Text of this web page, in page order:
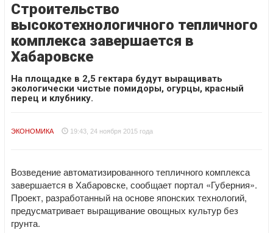
Строительство
высокотехнологичного тепличного
комплекса завершается в
Хабаровске
На площадке в 2,5 гектара будут выращивать
экологически чистые помидоры, огурцы, красный
перец и клубнику.
ЭКОНОМИКА 19:43, 24 ноября 2015 года
Возведение автоматизированного тепличного комплекса
завершается в Хабаровске, сообщает портал «Губерния».
Проект, разработанный на основе японских технологий,
предусматривает выращивание овощных культур без
грунта.